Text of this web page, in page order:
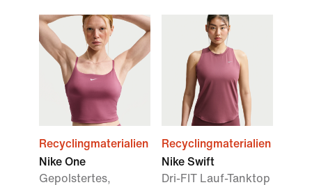
Recyclingmaterialien
Nike One
Gepolstertes,
Recyclingmaterialien
Nike Swift
Dri-FIT Lauf-Tanktop